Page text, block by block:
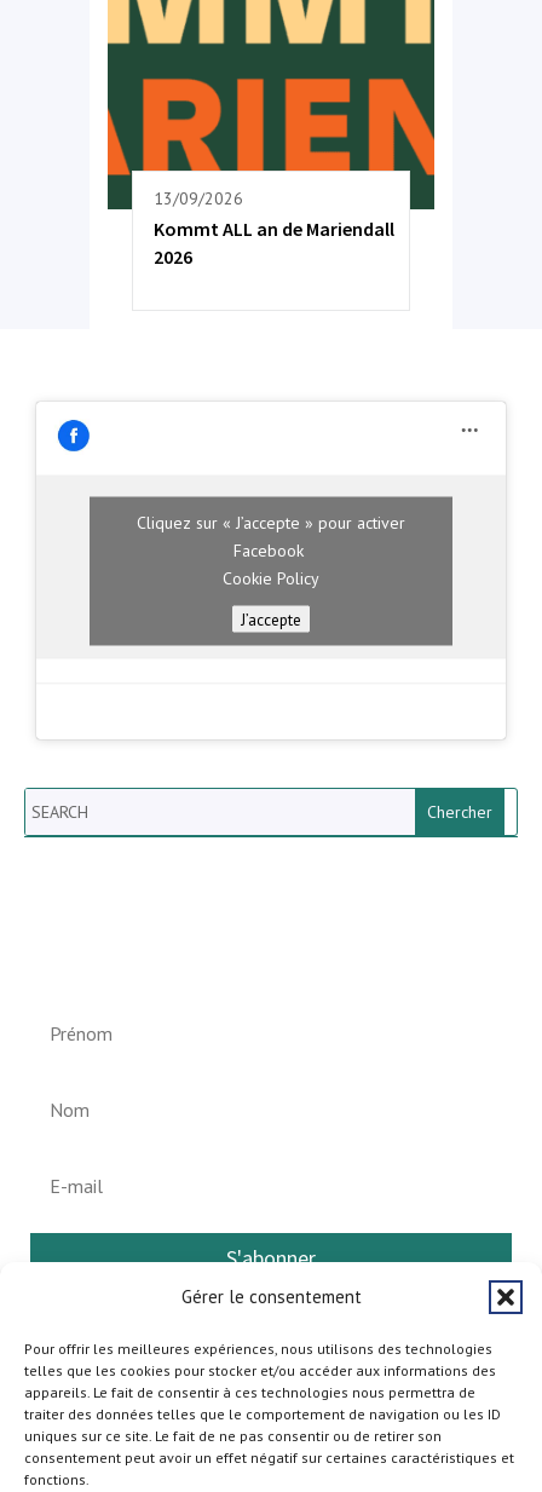
Gérer le consentement
Pour offrir les meilleures expériences, nous utilisons des technologies
telles que les cookies pour stocker et/ou accéder aux informations des
appareils. Le fait de consentir à ces technologies nous permettra de
traiter des données telles que le comportement de navigation ou les ID
uniques sur ce site. Le fait de ne pas consentir ou de retirer son
consentement peut avoir un effet négatif sur certaines caractéristiques et
fonctions.
13/09/2026
Kommt ALL an de Mariendall
2026
Cliquez sur « J’accepte » pour activer
Facebook
Cookie Policy
J’accepte
Search
S'abonner